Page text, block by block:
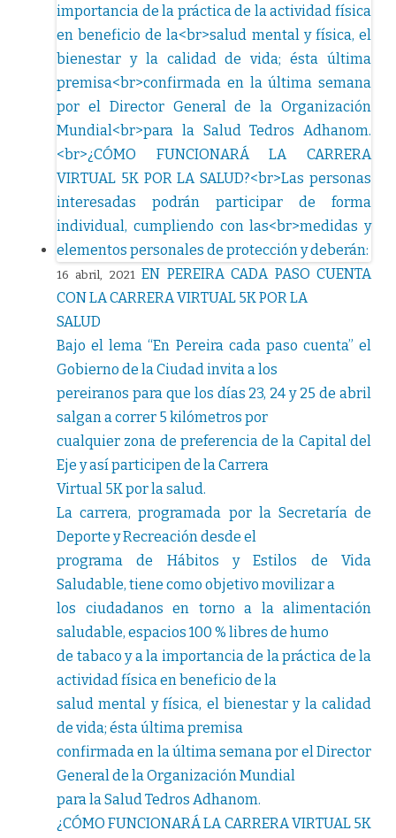
16 abril, 2021 EN PEREIRA CADA PASO CUENTA
CON LA CARRERA VIRTUAL 5K POR LA
SALUD
Bajo el lema “En Pereira cada paso cuenta” el
Gobierno de la Ciudad invita a los
pereiranos para que los días 23, 24 y 25 de abril
salgan a correr 5 kilómetros por
cualquier zona de preferencia de la Capital del
Eje y así participen de la Carrera
Virtual 5K por la salud.
La carrera, programada por la Secretaría de
Deporte y Recreación desde el
programa de Hábitos y Estilos de Vida
Saludable, tiene como objetivo movilizar a
los ciudadanos en torno a la alimentación
saludable, espacios 100 % libres de humo
de tabaco y a la importancia de la práctica de la
actividad física en beneficio de la
salud mental y física, el bienestar y la calidad
de vida; ésta última premisa
confirmada en la última semana por el Director
General de la Organización Mundial
para la Salud Tedros Adhanom.
¿CÓMO FUNCIONARÁ LA CARRERA VIRTUAL 5K